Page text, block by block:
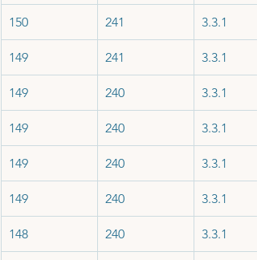
150 241 3.3.1
149 241 3.3.1
149 240 3.3.1
149 240 3.3.1
149 240 3.3.1
149 240 3.3.1
148 240 3.3.1